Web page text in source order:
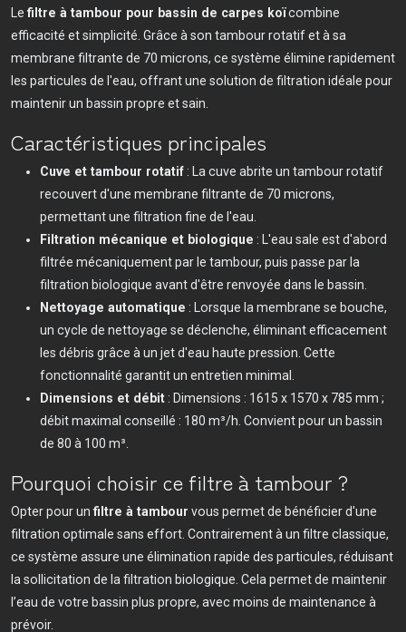
Le filtre à tambour pour bassin de carpes koïcombine
efficacité et simplicité. Grâce à son tambour rotatif et à sa
membrane filtrante de 70 microns, ce système élimine rapidement
les particules de l'eau, offrant une solution de filtration idéale pour
maintenir un bassin propre et sain.
Caractéristiques principales
Cuve et tambour rotatif : La cuve abrite un tambour rotatif
recouvert d'une membrane filtrante de 70 microns,
permettant une filtration fine de l'eau.
Filtration mécanique et biologique : L'eau sale est d'abord
filtrée mécaniquement par le tambour, puis passe par la
filtration biologique avant d'être renvoyée dans le bassin.
Nettoyage automatique : Lorsque la membrane se bouche,
un cycle de nettoyage se déclenche, éliminant efficacement
les débris grâce à un jet d'eau haute pression. Cette
fonctionnalité garantit un entretien minimal.
Dimensions et débit : Dimensions : 1615 x 1570 x 785 mm ;
débit maximal conseillé : 180 m³/h. Convient pour un bassin
de 80 à 100 m³.
Pourquoi choisir ce filtre à tambour ?
Opter pour un filtre à tambour vous permet de bénéficier d'une
filtration optimale sans effort. Contrairement à un filtre classique,
ce système assure une élimination rapide des particules, réduisant
la sollicitation de la filtration biologique. Cela permet de maintenir
l’eau de votre bassin plus propre, avec moins de maintenance à
prévoir.